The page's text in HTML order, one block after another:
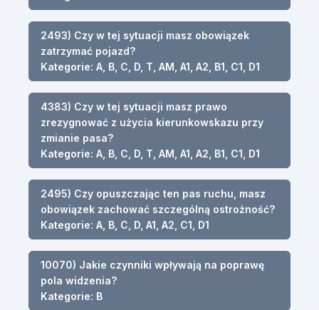
2493) Czy w tej sytuacji masz obowiązek
zatrzymać pojazd?
Kategorie: A, B, C, D, T, AM, A1, A2, B1, C1, D1
4383) Czy w tej sytuacji masz prawo
zrezygnować z użycia kierunkowskazu przy
zmianie pasa?
Kategorie: A, B, C, D, T, AM, A1, A2, B1, C1, D1
2495) Czy opuszczając ten pas ruchu, masz
obowiązek zachować szczególną ostrożność?
Kategorie: A, B, C, D, A1, A2, C1, D1
10070) Jakie czynniki wpływają na poprawę
pola widzenia?
Kategorie: B